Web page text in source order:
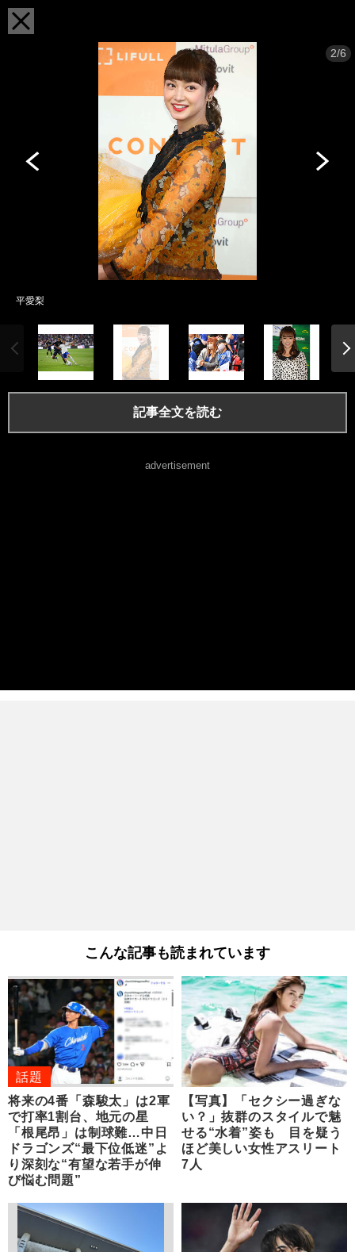
2/6
平愛梨
記事全文を読む
advertisement
こんな記事も読まれています
話題
将来の4番「森駿太」は2軍
で打率1割台、地元の星
「根尾昂」は制球難…中日
ドラゴンズ“最下位低迷”よ
り深刻な“有望な若手が伸
び悩む問題”
【写真】「セクシー過ぎな
い？」抜群のスタイルで魅
せる“水着”姿も 目を疑う
ほど美しい女性アスリート
7人